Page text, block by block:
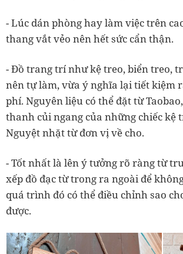
- Lúc dán phòng hay làm việc trên
thang vắt vẻo nên hết sức cẩn thận.
- Đồ trang trí như kệ treo, biển treo,
nên tự làm, vừa ý nghĩa lại tiết kiệm
phí. Nguyên liệu có thể đặt từ Taobao,
thanh củi ngang của những chiếc kệ
Nguyệt nhặt từ đơn vị về cho.
- Tốt nhất là lên ý tưởng rõ ràng từ
xếp đồ đạc từ trong ra ngoài để
quá trình đó có thể điều chỉnh sao
được.